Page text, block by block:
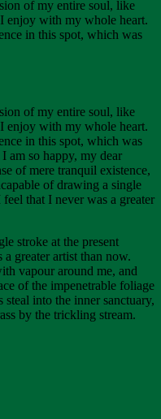
of my entire soul, like
enjoy with my whole heart.
in this spot, which was
of my entire soul, like
enjoy with my whole heart.
in this spot, which was
am so happy, my dear
of mere tranquil existence,
of drawing a single
that I never was a greater
stroke at the present
greater artist than now.
vapour around me, and
of the impenetrable foliage
into the inner sanctuary,
by the trickling stream.